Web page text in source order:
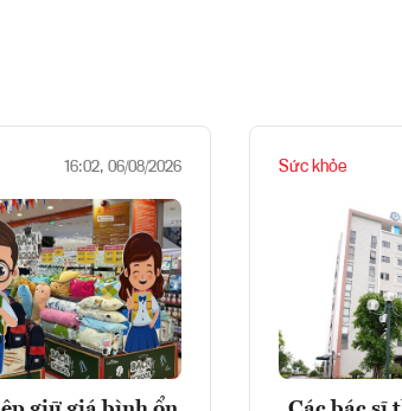
16:02, 06/08/2026 Sức khỏe